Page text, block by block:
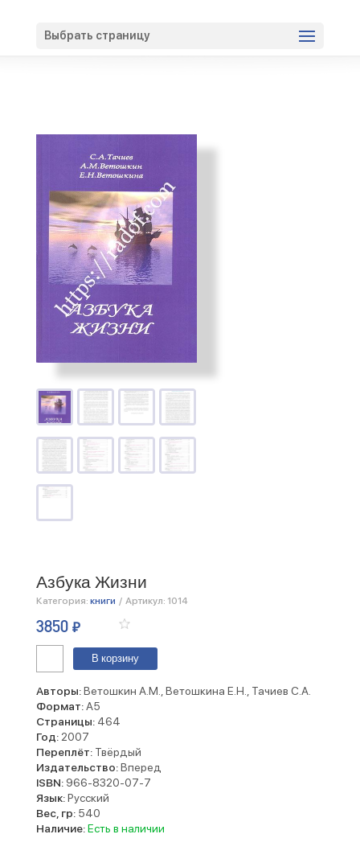
Выбрать страницу
Азбука Жизни
Категория: книги / Артикул: 1014
3850 ₽
Количество
Жизни
В корзину
Авторы:Ветошкин А.М., Ветошкина Е.Н., Тачиев С.А.
Формат:А5
Страницы:464
Год:2007
Переплёт:Твёрдый
Издательство:Вперед
ISBN:966-8320-07-7
Язык:Русский
Вес, гр:540
Наличие:Есть в наличии